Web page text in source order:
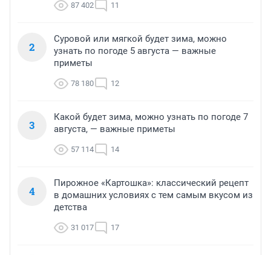
87 402 11
2
Суровой или мягкой будет зима, можно
узнать по погоде 5 августа — важные
приметы
78 180 12
3
Какой будет зима, можно узнать по погоде 7
августа, — важные приметы
57 114 14
4
Пирожное «Картошка»: классический рецепт
в домашних условиях с тем самым вкусом из
детства
31 017 17